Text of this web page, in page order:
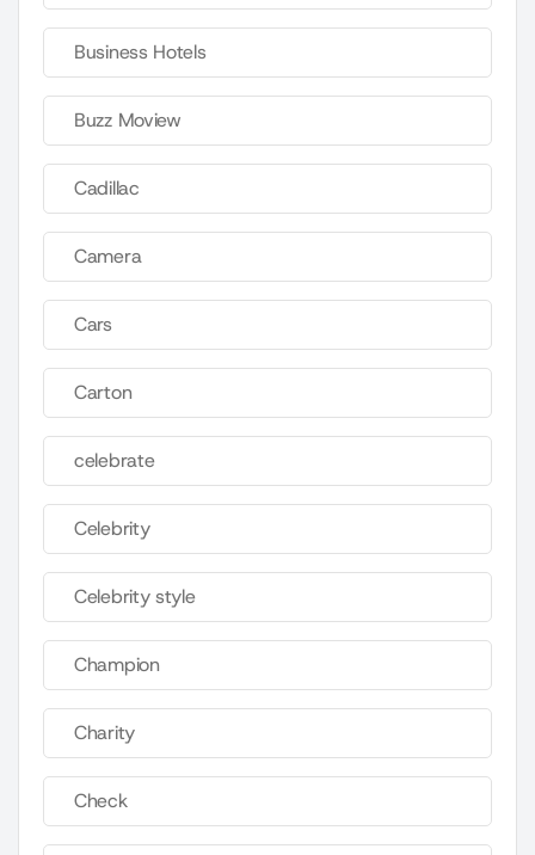
Business Hotels
Buzz Moview
Cadillac
Camera
Cars
Carton
celebrate
Celebrity
Celebrity style
Champion
Charity
Check